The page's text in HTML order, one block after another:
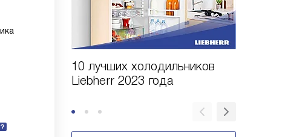
10 лучших холодильников
Liebherr 2023 года